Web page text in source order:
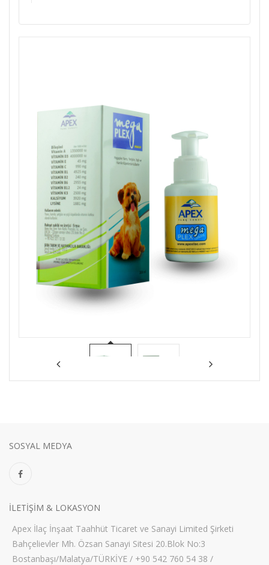
SOSYAL MEDYA
ILETIŞIM & LOKASYON
Apex İlaç İnşaat Taahhüt Ticaret ve Sanayi Limited Şirketi
Bahçelievler Mh. Özsan Sanayi Sitesi 20.Blok No:3
Bostanbaşı/Malatya/TÜRKİYE / +90 542 760 54 38 /